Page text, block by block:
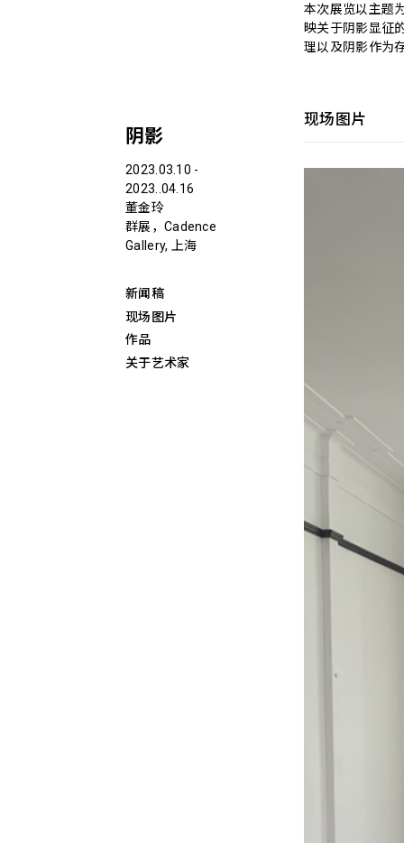
阴影
2023.03.10 -
2023..04.16
董金玲
群展，Cadence
Gallery, 上海
新闻稿
现场图片
作品
关于艺术家
本次展览以主题
映关于阴影显征
理以及阴影作为
现场图片